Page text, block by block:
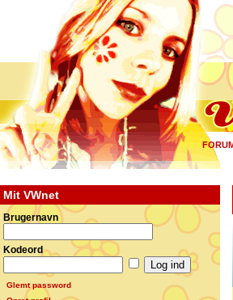
Mit VWnet
Brugernavn
Kodeord
Glemt password